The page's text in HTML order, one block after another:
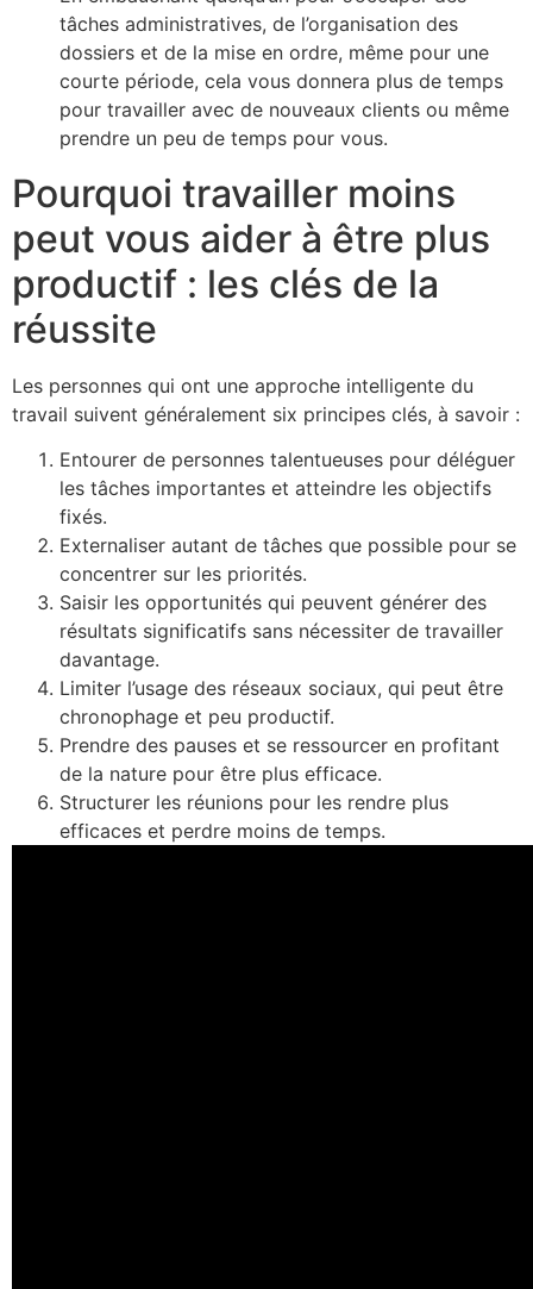
tâches administratives, de l’organisation des
dossiers et de la mise en ordre, même pour une
courte période, cela vous donnera plus de temps
pour travailler avec de nouveaux clients ou même
prendre un peu de temps pour vous.
Pourquoi travailler moins
peut vous aider à être plus
productif : les clés de la
réussite
Les personnes qui ont une approche intelligente du
travail suivent généralement six principes clés, à savoir :
Entourer de personnes talentueuses pour déléguer
les tâches importantes et atteindre les objectifs
fixés.
Externaliser autant de tâches que possible pour se
concentrer sur les priorités.
Saisir les opportunités qui peuvent générer des
résultats significatifs sans nécessiter de travailler
davantage.
Limiter l’usage des réseaux sociaux, qui peut être
chronophage et peu productif.
Prendre des pauses et se ressourcer en profitant
de la nature pour être plus efficace.
Structurer les réunions pour les rendre plus
efficaces et perdre moins de temps.